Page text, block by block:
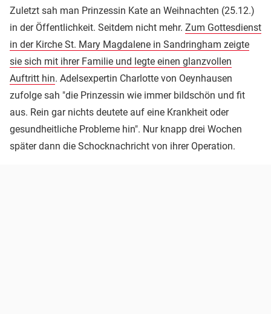
Zuletzt sah man Prinzessin Kate an Weihnachten (25.12.)
in der Öffentlichkeit. Seitdem nicht mehr. Zum Gottesdienst
in der Kirche St. Mary Magdalene in Sandringham zeigte
sie sich mit ihrer Familie und legte einen glanzvollen
Auftritt hin. Adelsexpertin Charlotte von Oeynhausen
zufolge sah "die Prinzessin wie immer bildschön und fit
aus. Rein gar nichts deutete auf eine Krankheit oder
gesundheitliche Probleme hin". Nur knapp drei Wochen
später dann die Schocknachricht von ihrer Operation.